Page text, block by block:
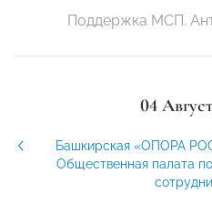
Поддержка МСП.
04
Башкирская «ОПОРА
Общественная палата